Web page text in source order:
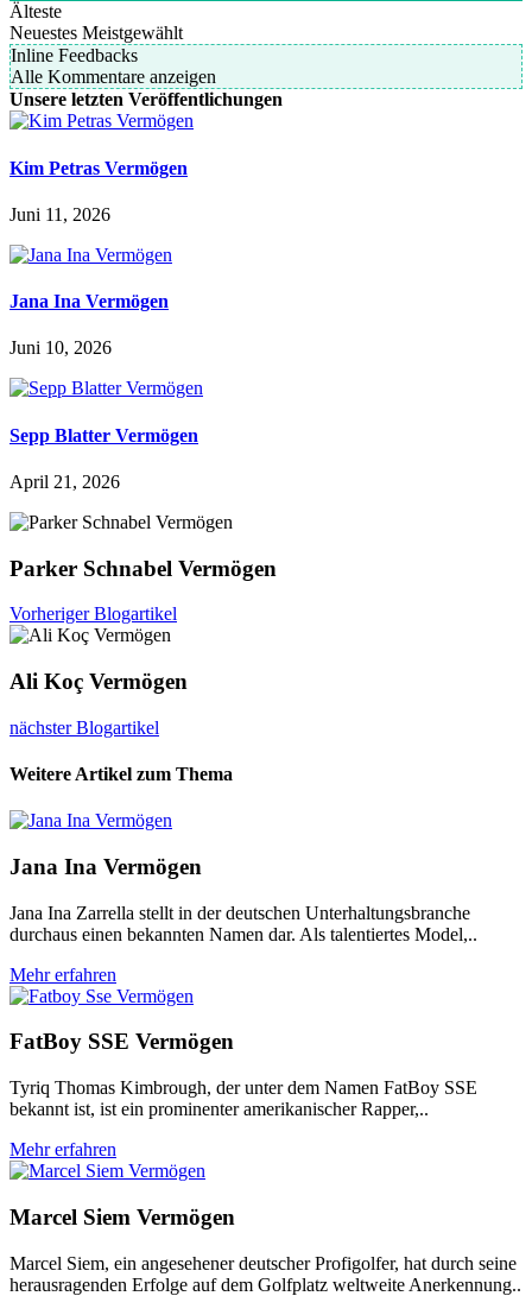
Älteste
Neuestes Meistgewählt
Inline Feedbacks
Alle Kommentare anzeigen
Unsere letzten Veröffentlichungen
Kim Petras Vermögen
Juni 11, 2026
Jana Ina Vermögen
Juni 10, 2026
Sepp Blatter Vermögen
April 21, 2026
Parker Schnabel Vermögen
Vorheriger Blogartikel
Ali Koç Vermögen
nächster Blogartikel
Weitere Artikel zum Thema
Jana Ina Vermögen
Jana Ina Zarrella stellt in der deutschen Unterhaltungsbranche
durchaus einen bekannten Namen dar. Als talentiertes Model,..
Mehr erfahren
FatBoy SSE Vermögen
Tyriq Thomas Kimbrough, der unter dem Namen FatBoy SSE
bekannt ist, ist ein prominenter amerikanischer Rapper,..
Mehr erfahren
Marcel Siem Vermögen
Marcel Siem, ein angesehener deutscher Profigolfer, hat durch seine
herausragenden Erfolge auf dem Golfplatz weltweite Anerkennung..